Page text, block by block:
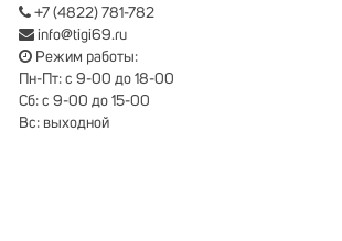
+7 (4822) 781-782
info@tigi69.ru
Режим работы:
Пн-Пт: с 9-00 до 18-00
Сб: с 9-00 до 15-00
Вс: выходной